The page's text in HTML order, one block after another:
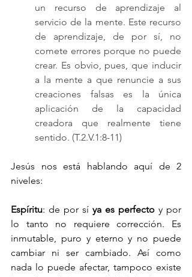
un recurso de aprendizaje al
servicio de la mente. Este recurso
de aprendizaje, de por sí, no
comete errores porque no puede
crear. Es obvio, pues, que inducir
a la mente a que renuncie a sus
creaciones falsas es la única
aplicación de la capacidad
creadora que realmente tiene
sentido. (T.2.V.1:8-11)
Jesús nos está hablando aquí de 2
niveles:
Espíritu: de por sí ya es perfecto y por
lo tanto no requiere corrección. Es
inmutable, puro y eterno y no puede
cambiar ni ser cambiado. Así como
nada lo puede afectar, tampoco existe